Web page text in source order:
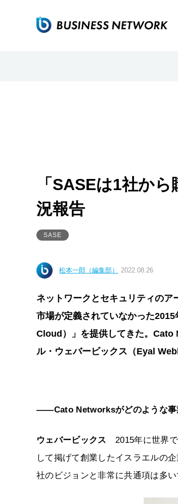
「SASEは1社か
況報告
SASE
松本一郎（編集部） 2022.08.26
ネットワークとセキュリティの
市場が定義されていなかった
Cloud）」を提供してきた。Cato
ル・ウェバービックス（Eyal
――Cato Networksがどのような事
ウェバービックス2015年に世界
して掲げて創業したイスラエルの
社のビジョンと非常に共通項は多い